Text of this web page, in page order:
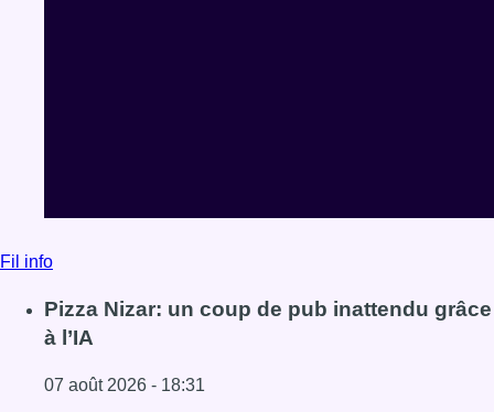
Fil info
Pizza Nizar: un coup de pub inattendu grâce
à l’IA
07 août 2026 - 18:31